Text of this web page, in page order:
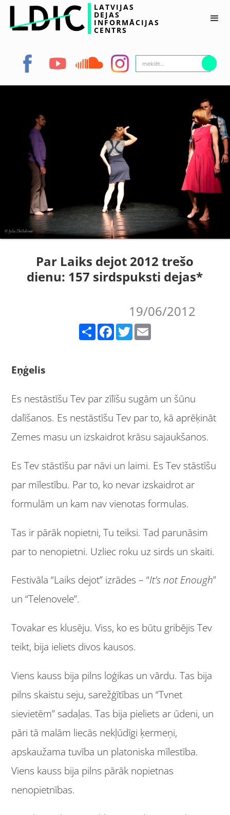
LATVIJAS
DEJAS
INFORMĀCIJAS
CENTRS
Par Laiks dejot 2012 trešo
dienu: 157 sirdspuksti dejas*
19/06/2012
Facebook Twitter
Eņģelis
Es nestāstīšu Tev par zīlīšu sugām un šūnu
dalīšanos. Es nestāstīšu Tev par to, kā aprēķināt
Zemes masu un izskaidrot krāsu sajaukšanos.
Es Tev stāstīšu par nāvi un laimi. Es Tev stāstīšu
par mīlestību. Par to, ko nevar izskaidrot ar
formulām un kam nav vienotas formulas.
Tas ir pārāk nopietni, Tu teiksi. Tad parunāsim
par to nenopietni. Uzliec roku uz sirds un skaiti.
Festivāla “Laiks dejot” izrādes – “It’s not Enough”
un “Telenovele”.
Tovakar es klusēju. Viss, ko es būtu gribējis Tev
teikt, bija ieliets divos kausos.
Viens kauss bija pilns loģikas un vārdu. Tas bija
pilns skaistu seju, sarežģītības un “Tvnet
sievietēm” sadaļas. Tas bija pieliets ar ūdeni, un
pāri tā malām liecās nekļūdīgi ķermeņi,
apskaužama tuvība un platoniska mīlestība.
Viens kauss bija pilns pārāk nopietnas
nenopietnības.